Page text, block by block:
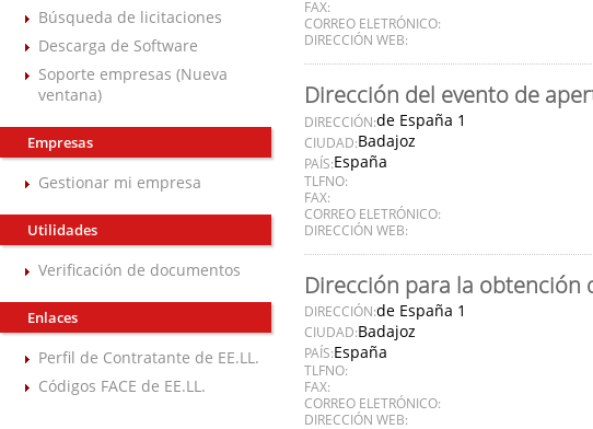
Búsqueda de licitaciones
Descarga de Software
Soporte empresas (Nueva
ventana)
Empresas
Gestionar mi empresa
Utilidades
Verificación de documentos
Enlaces
Perfil de Contratante de EE.LL.
Códigos FACE de EE.LL.
FAX:
CORREO ELETRÓNICO:
DIRECCIÓN WEB:
Dirección del evento de
DIRECCIÓN:de España 1
CIUDAD:Badajoz
PAÍS:España
TLFNO:
FAX:
CORREO ELETRÓNICO:
DIRECCIÓN WEB:
Dirección para la
DIRECCIÓN:de España 1
CIUDAD:Badajoz
PAÍS:España
TLFNO:
FAX:
CORREO ELETRÓNICO:
DIRECCIÓN WEB: